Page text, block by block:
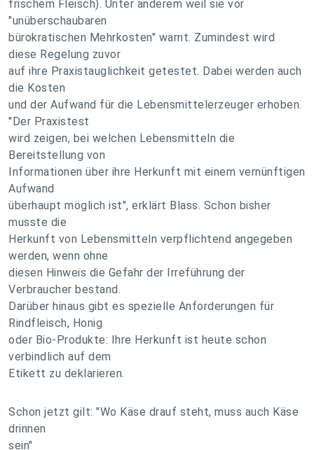
frischem Fleisch). Unter anderem weil sie vor
"unüberschaubaren
bürokratischen Mehrkosten" warnt. Zumindest wird
diese Regelung zuvor
auf ihre Praxistauglichkeit getestet. Dabei werden auch
die Kosten
und der Aufwand für die Lebensmittelerzeuger erhoben.
"Der Praxistest
wird zeigen, bei welchen Lebensmitteln die
Bereitstellung von
Informationen über ihre Herkunft mit einem vernünftigen
Aufwand
überhaupt möglich ist", erklärt Blass. Schon bisher
musste die
Herkunft von Lebensmitteln verpflichtend angegeben
werden, wenn ohne
diesen Hinweis die Gefahr der Irreführung der
Verbraucher bestand.
Darüber hinaus gibt es spezielle Anforderungen für
Rindfleisch, Honig
oder Bio-Produkte: Ihre Herkunft ist heute schon
verbindlich auf dem
Etikett zu deklarieren.
Schon jetzt gilt: "Wo Käse drauf steht, muss auch Käse
drinnen
sein"